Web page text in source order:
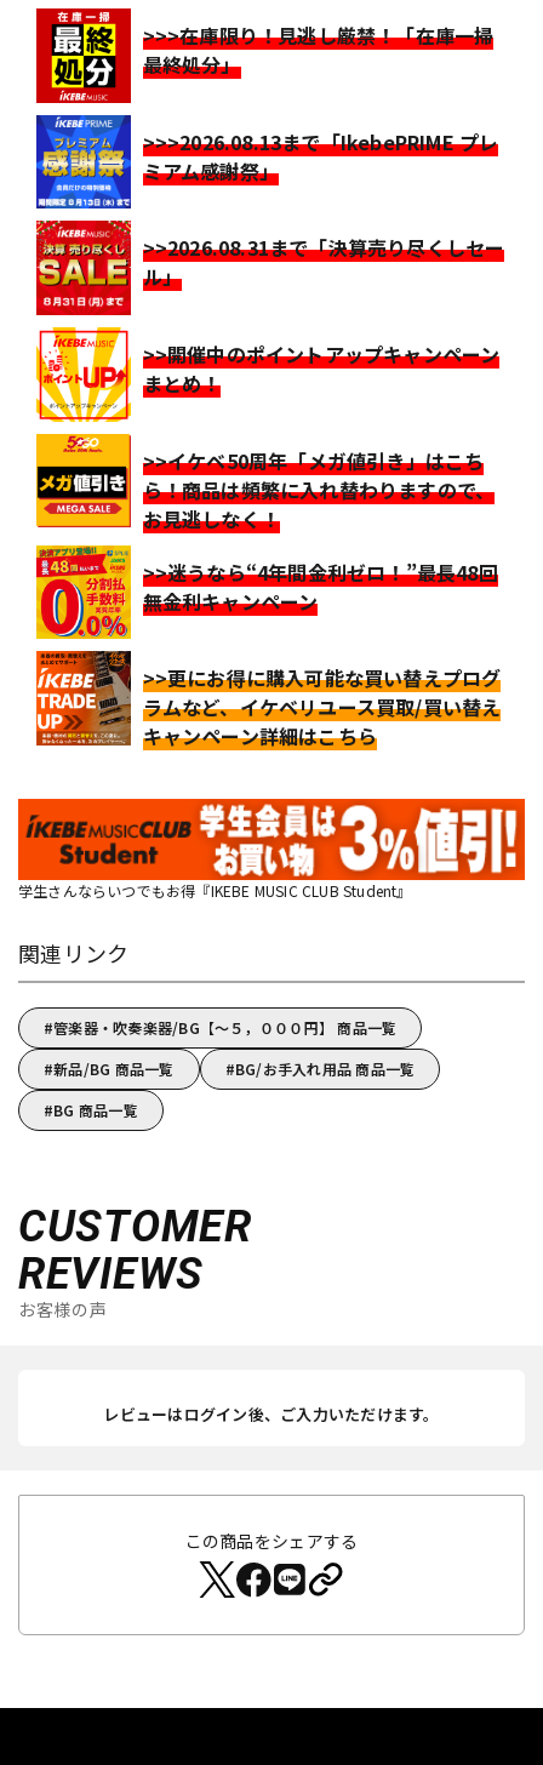
>>>在庫限り！見逃し厳禁！「在庫一掃
最終処分」
>>>2026.08.13まで「IkebePRIME プレ
ミアム感謝祭」
>>2026.08.31まで「決算売り尽くしセー
ル」
>>開催中のポイントアップキャンペーン
まとめ！
>>イケベ50周年「メガ値引き」はこち
ら！商品は頻繁に入れ替わりますので、
お見逃しなく！
>>迷うなら“4年間金利ゼロ！”最長48回
無金利キャンペーン
>>更にお得に購入可能な買い替えプログ
ラムなど、イケベリユース買取/買い替え
キャンペーン詳細はこちら
学生さんならいつでもお得『IKEBE MUSIC CLUB Student』
関連リンク
管楽器・吹奏楽器/BG【～５，０００円】 商品一覧
新品/BG 商品一覧
BG/お手入れ用品 商品一覧
BG 商品一覧
CUSTOMER
REVIEWS
お客様の声
レビューはログイン後、ご入力いただけます。
この商品をシェアする